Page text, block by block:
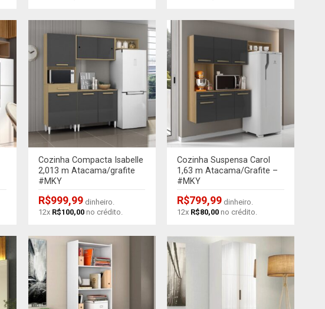
+
Cozinha Compacta Isabelle
2,013 m Atacama/grafite
#MKY
R$999,99 dinheiro.
12x R$100,00no crédito.
+
Cozinha Suspensa Carol
1,63 m Atacama/Grafite –
#MKY
R$799,99 dinheiro.
12x R$80,00 no crédito.